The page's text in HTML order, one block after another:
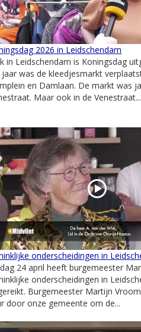
2026 in Leidschendam
in Leidschendam is Koningsdag
was de kleedjesmarkt
en Damlaan. De markt was
Maar ook in de Venestraat...
onderscheidingen in
24 april heeft burgemeester
onderscheidingen in
Burgemeester Martijn
door onze gemeente om de...